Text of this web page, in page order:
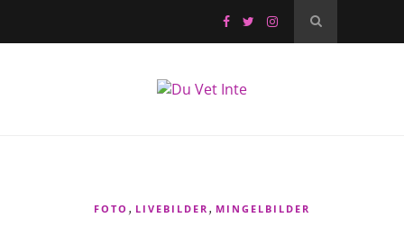
FOTO , LIVEBILDER , MINGELBILDER